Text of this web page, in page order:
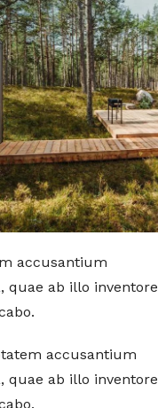
accusantium
quae ab illo inventore
accusantium
quae ab illo inventore